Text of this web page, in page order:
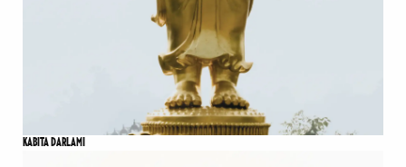
KABITA DARLAMI